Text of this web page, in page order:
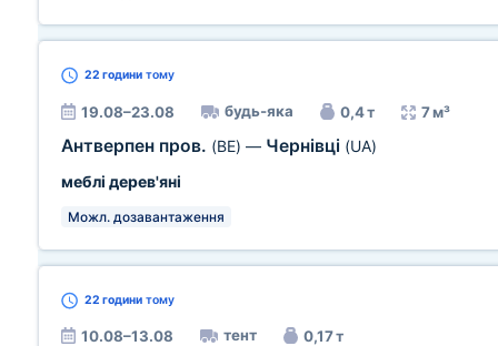
22 години тому
19.08–23.08 будь-яка 0,4 т 7 м³
Антверпен пров. (BE) — Чернівці (UA)
меблі дерев'яні
Можл. дозавантаження
22 години тому
10.08–13.08 тент 0,17 т